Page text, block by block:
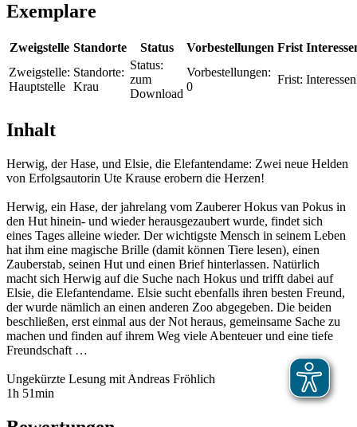
Exemplare
Zweigstelle Standorte Status Vorbestellungen Frist
Zweigstelle:
Hauptstelle
Standorte:
Krau
Status:
zum
Download
Vorbestellungen:
0
Frist:
Inhalt
Herwig, der Hase, und Elsie, die Elefantendame: Zwei neue Helden
von Erfolgsautorin Ute Krause erobern die Herzen!
Herwig, ein Hase, der jahrelang vom Zauberer Hokus van Pokus in
den Hut hinein- und wieder herausgezaubert wurde, findet sich
eines Tages alleine wieder. Der wichtigste Mensch in seinem Leben
hat ihm eine magische Brille (damit können Tiere lesen), einen
Zauberstab, seinen Hut und einen Brief hinterlassen. Natürlich
macht sich Herwig auf die Suche nach Hokus und trifft dabei auf
Elsie, die Elefantendame. Elsie sucht ebenfalls ihren besten Freund,
der wurde nämlich an einen anderen Zoo abgegeben. Die beiden
beschließen, erst einmal aus der Not heraus, gemeinsame Sache zu
machen und finden auf ihrem Weg viele Abenteuer und eine tiefe
Freundschaft …
Ungekürzte Lesung mit Andreas Fröhlich
1h 51min